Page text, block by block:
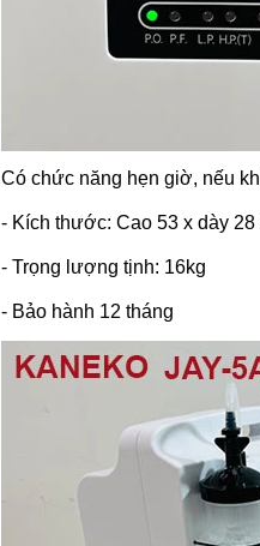
Có chức năng hẹn giờ, nếu
- Kích thước: Cao 53 x dày 28
- Trọng lượng tịnh: 16kg
- Bảo hành 12 tháng